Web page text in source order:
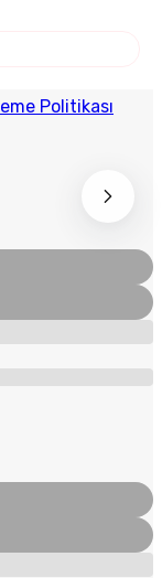
Politikası